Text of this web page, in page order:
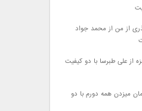
از من از محمد جواد
از علی طبرسا با دو کیفیت
میزدن همه دورم با دو